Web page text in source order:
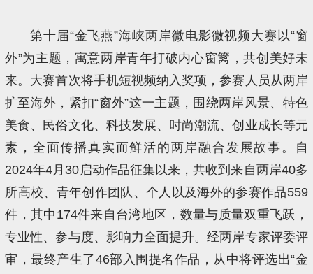
第十届“金飞燕”海峡两岸微电影微视频大赛以“窗
外”为主题，寓意两岸青年打破内心窗篱，共创美好未
来。大赛首次将手机短视频纳入奖项，参赛人员从两岸
扩至海外，紧扣“窗外”这一主题，围绕两岸风景、特色
美食、民俗文化、科技发展、时尚潮流、创业成长等元
素，全面传播真实而鲜活的两岸融合发展故事。自
2024年4月30启动作品征集以来，共收到来自两岸40多
所高校、青年创作团队、个人以及海外的参赛作品559
件，其中174件来自台湾地区，数量与质量双重飞跃，
专业性、参与度、影响力全面提升。经两岸专家评委评
审，最终产生了46部入围提名作品，从中将评选出“金